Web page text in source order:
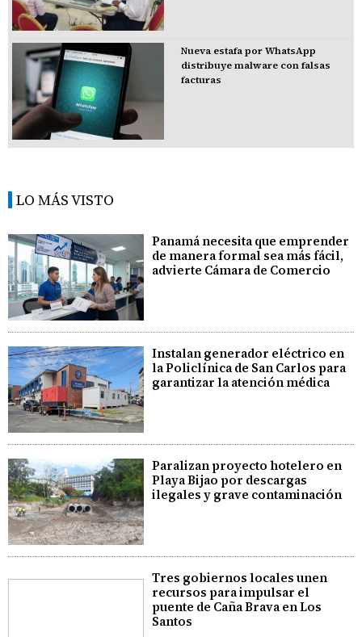
Nueva estafa por WhatsApp
distribuye malware con falsas
facturas
LO MÁS VISTO
Panamá necesita que emprender
de manera formal sea más fácil,
advierte Cámara de Comercio
Instalan generador eléctrico en
la Policlínica de San Carlos para
garantizar la atención médica
Paralizan proyecto hotelero en
Playa Bijao por descargas
ilegales y grave contaminación
Tres gobiernos locales unen
recursos para impulsar el
puente de Caña Brava en Los
Santos